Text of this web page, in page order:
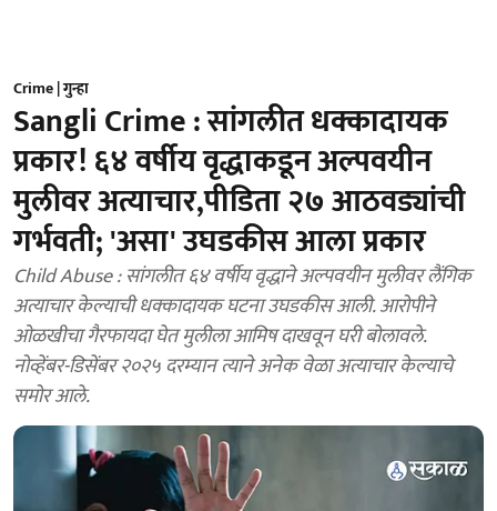
Crime | गुन्हा
Sangli Crime : सांगलीत धक्कादायक
प्रकार! ६४ वर्षीय वृद्धाकडून अल्पवयीन
मुलीवर अत्याचार,पीडिता २७ आठवड्यांची
गर्भवती; 'असा' उघडकीस आला प्रकार
Child Abuse : सांगलीत ६४ वर्षीय वृद्धाने अल्पवयीन मुलीवर लैंगिक
अत्याचार केल्याची धक्कादायक घटना उघडकीस आली. आरोपीने
ओळखीचा गैरफायदा घेत मुलीला आमिष दाखवून घरी बोलावले.
नोव्हेंबर-डिसेंबर २०२५ दरम्यान त्याने अनेक वेळा अत्याचार केल्याचे
समोर आले.